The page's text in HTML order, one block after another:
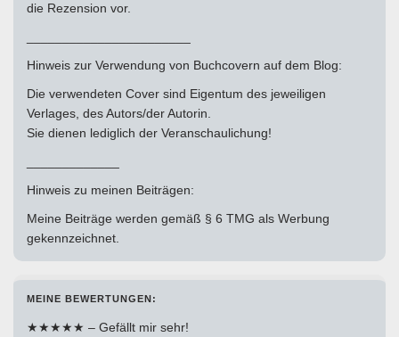
die Rezension vor.
Hinweis zur Verwendung von Buchcovern auf dem Blog:
Die verwendeten Cover sind Eigentum des jeweiligen
Verlages, des Autors/der Autorin.
Sie dienen lediglich der Veranschaulichung!
Hinweis zu meinen Beiträgen:
Meine Beiträge werden gemäß § 6 TMG als Werbung
gekennzeichnet.
MEINE BEWERTUNGEN:
★★★★★ – Gefällt mir sehr!